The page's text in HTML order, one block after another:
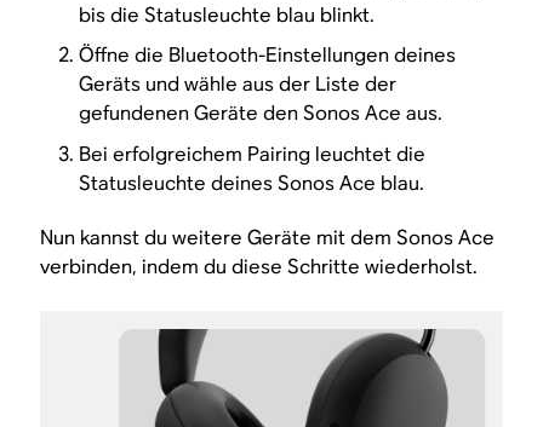
bis die Statusleuchte blau blinkt.
Öffne die Bluetooth-Einstellungen deines
Geräts und wähle aus der Liste der
gefundenen Geräte den Sonos Ace aus.
Bei erfolgreichem Pairing leuchtet die
Statusleuchte deines Sonos Ace blau.
Nun kannst du weitere Geräte mit dem Sonos Ace
verbinden, indem du diese Schritte wiederholst.